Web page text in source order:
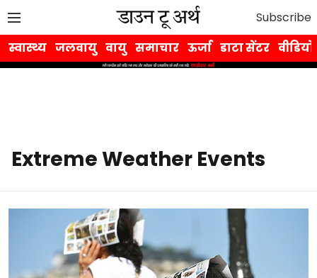
Subscribe
स्वास्थ्य जलवायु वायु समाचार ऊर्जा डाटा सेंटर वीडियो
Extreme Weather Events